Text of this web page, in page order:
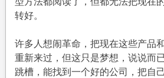
转好。
许多人想闹革命，把现在这些产品
重新来过，但这只是梦想，说说而
跳槽，能找到一个好的公司，把自